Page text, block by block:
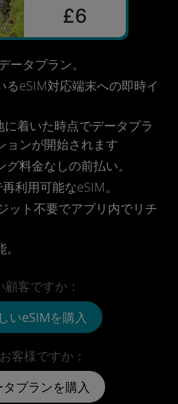
£6
ータプラン。
るeSIM対応端末への即時イ
着いた時点でデータプラ
ョンが開始されます
料金なしの前払い。
利用可能なeSIM。
ット不要でアプリ内でリチ
客様ですか：
タプランを購入
顧客ですか：
いeSIMを購入